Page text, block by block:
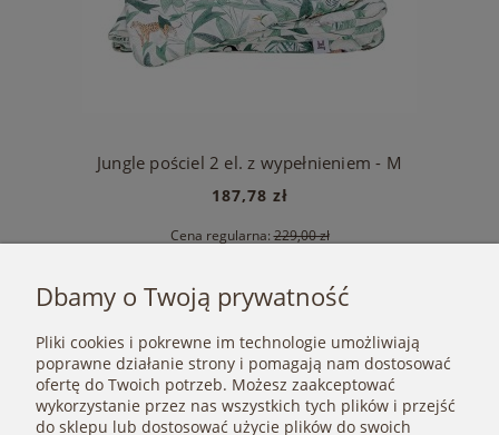
Jungle pościel 2 el. z wypełnieniem - M
187,78 zł
Cena regularna:229,00 zł
Do koszyka
« 1 2 »
Dbamy o Twoją prywatność
Pliki cookies i pokrewne im technologie umożliwiają
poprawne działanie strony i pomagają nam dostosować
ofertę do Twoich potrzeb. Możesz zaakceptować
wykorzystanie przez nas wszystkich tych plików i przejść
do sklepu lub dostosować użycie plików do swoich